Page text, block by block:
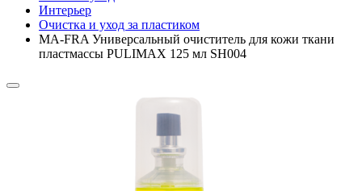
Интерьер
Очистка и уход за пластиком
MA-FRA Универсальный очиститель для кожи ткани
пластмассы PULIMAX 125 мл SH004